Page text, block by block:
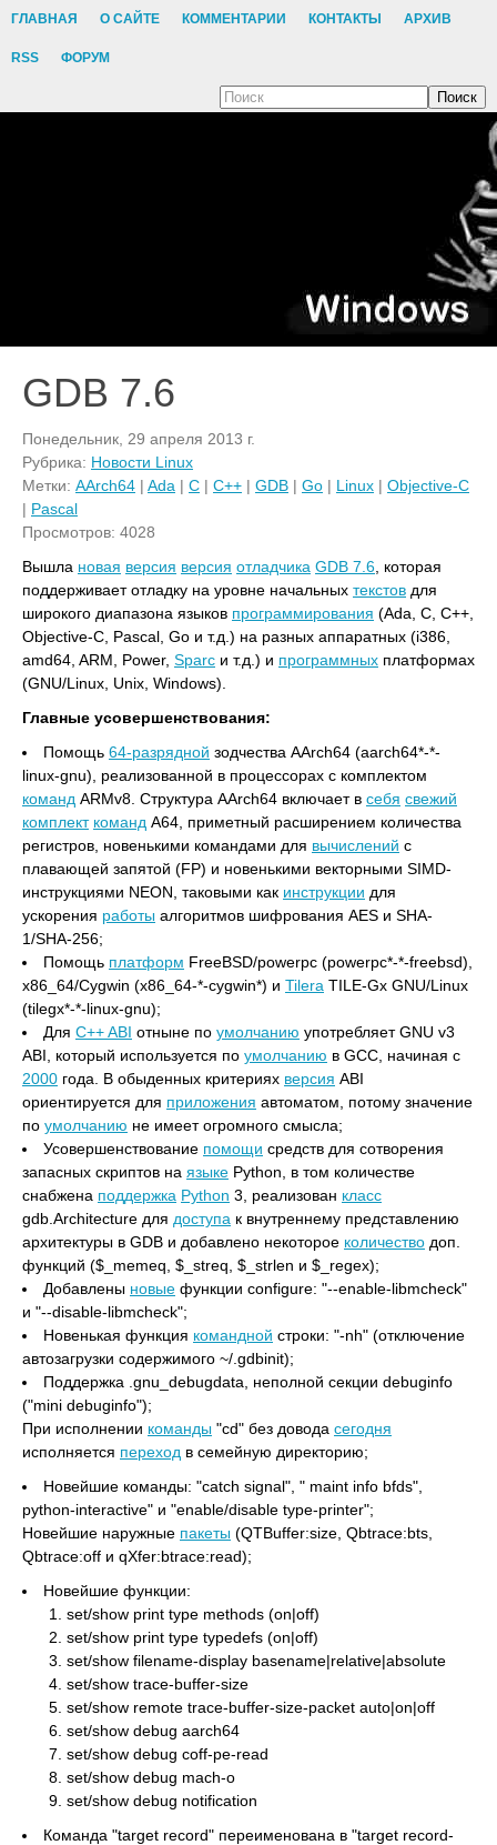
ГЛАВНАЯ О САЙТЕ КОММЕНТАРИИ КОНТАКТЫ АРХИВ
RSS ФОРУМ
Поиск
GDB 7.6
Понедельник, 29 апреля 2013 г.
Рубрика: Новости Linux
Метки: AArch64 | Ada | C | C++ | GDB | Go | Linux | Objective-C
| Pascal
Просмотров: 4028
Вышла новая версия версия отладчика GDB 7.6 , которая
поддерживает отладку на уровне начальных текстов для
широкого диапазона языков программирования (Ada, C, C++,
Objective-C, Pascal, Go и т.д.) на разных аппаратных (i386,
amd64, ARM, Power, Sparc и т.д.) и программных платформах
(GNU/Linux, Unix, Windows).
Главные усовершенствования:
Помощь 64-разрядной зодчества AArch64 (aarch64*-*-
linux-gnu), реализованной в процессорах с комплектом
команд ARMv8. Структура AArch64 включает в себя свежий
комплект команд A64, приметный расширением количества
регистров, новенькими командами для вычислений с
плавающей запятой (FP) и новенькими векторными SIMD-
инструкциями NEON, таковыми как инструкции для
ускорения работы алгоритмов шифрования AES и SHA-
1/SHA-256;
Помощь платформ FreeBSD/powerpc (powerpc*-*-freebsd),
x86_64/Cygwin (x86_64-*-cygwin*) и Tilera TILE-Gx GNU/Linux
(tilegx*-*-linux-gnu);
Для C++ ABI отныне по умолчанию употребляет GNU v3
ABI, который используется по умолчанию в GCC, начиная с
2000 года. В обыденных критериях версия ABI
ориентируется для приложения автоматом, потому значение
по умолчанию не имеет огромного смысла;
Усовершенствование помощи средств для сотворения
запасных скриптов на языке Python, в том количестве
снабжена поддержка Python 3, реализован класс
gdb.Architecture для доступа к внутреннему представлению
архитектуры в GDB и добавлено некоторое количество доп.
функций ($_memeq, $_streq, $_strlen и $_regex);
Добавлены новые функции configure: "--enable-libmcheck"
и "--disable-libmcheck";
Новенькая функция командной строки: "-nh" (отключение
автозагрузки содержимого ~/.gdbinit);
Поддержка .gnu_debugdata, неполной секции debuginfo
("mini debuginfo");
При исполнении команды "cd" без довода сегодня
исполняется переход в семейную директорию;
Новейшие команды: "catch signal", " maint info bfds",
python-interactive" и "enable/disable type-printer";
Новейшие наружные пакеты (QTBuffer:size, Qbtrace:bts,
Qbtrace:off и qXfer:btrace:read);
Новейшие функции:
set/show print type methods (on|off)
set/show print type typedefs (on|off)
set/show filename-display basename|relative|absolute
set/show trace-buffer-size
set/show remote trace-buffer-size-packet auto|on|off
set/show debug aarch64
set/show debug coff-pe-read
set/show debug mach-o
set/show debug notification
Команда "target record" переименована в "target record-